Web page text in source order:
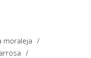
moraleja